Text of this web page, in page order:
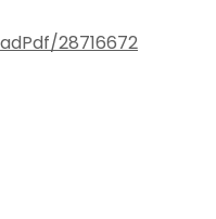
28716672